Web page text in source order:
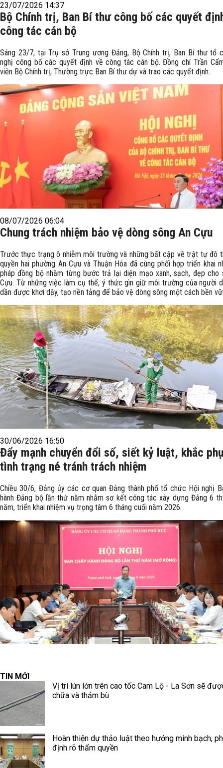
23/07/2026 14:37
Bộ Chính trị, Ban Bí thư công bố các quyết
công tác cán bộ
Sáng 23/7, tại Trụ sở Trung ương Đảng, Bộ Chính trị, Ban Bí thư tổ
nghị công bố các quyết định về công tác cán bộ. Đồng chí Trần
viên Bộ Chính trị, Thường trực Ban Bí thư dự và trao các quyết định.
08/07/2026 06:04
Chung trách nhiệm bảo vệ dòng sông An Cựu
Trước thực trạng ô nhiễm môi trường và những bất cập về trật tự đô
quyền hai phường An Cựu và Thuận Hóa đã cùng phối hợp triển khai
pháp đồng bộ nhằm từng bước trả lại diện mạo xanh, sạch, đẹp cho
Cựu. Từ những việc làm cụ thể, ý thức gìn giữ môi trường của người
dần được khơi dậy, tạo nền tảng để bảo vệ dòng sông một cách bền
30/06/2026 16:50
Đẩy mạnh chuyển đổi số, siết kỷ luật, khắc
tình trạng né tránh trách nhiệm
Chiều 30/6, Đảng ủy các cơ quan Đảng thành phố tổ chức Hội nghị
hành Đảng bộ lần thứ năm nhằm sơ kết công tác xây dựng Đảng 6
năm, triển khai nhiệm vụ trọng tâm 6 tháng cuối năm 2026.
TIN MỚI
Vị trí lún lớn trên cao tốc Cam Lộ - La Sơn sẽ
chữa và thảm bù
Hoàn thiện dự thảo luật theo hướng minh bạch,
định rõ thẩm quyền